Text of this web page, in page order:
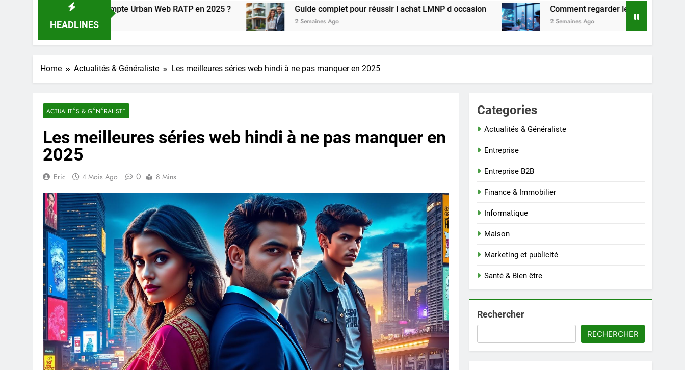
HEADLINES
à mon compte Urban Web RATP en 2025 ? Guide complet pour réussir l achat LMNP d occasion
2 Semaines Ago
Comment regarder les séries web Ullu en ligne en
2 Semaines Ago
Home Actualités & Généraliste Les meilleures séries web hindi à ne pas manquer en 2025
ACTUALITÉS & GÉNÉRALISTE
Les meilleures séries web hindi à ne pas manquer en
2025
Eric 4 Mois Ago 0 8 Mins
Categories
Actualités & Généraliste
Entreprise
Entreprise B2B
Finance & Immobilier
Informatique
Maison
Marketing et publicité
Santé & Bien être
Rechercher
RECHERCHER